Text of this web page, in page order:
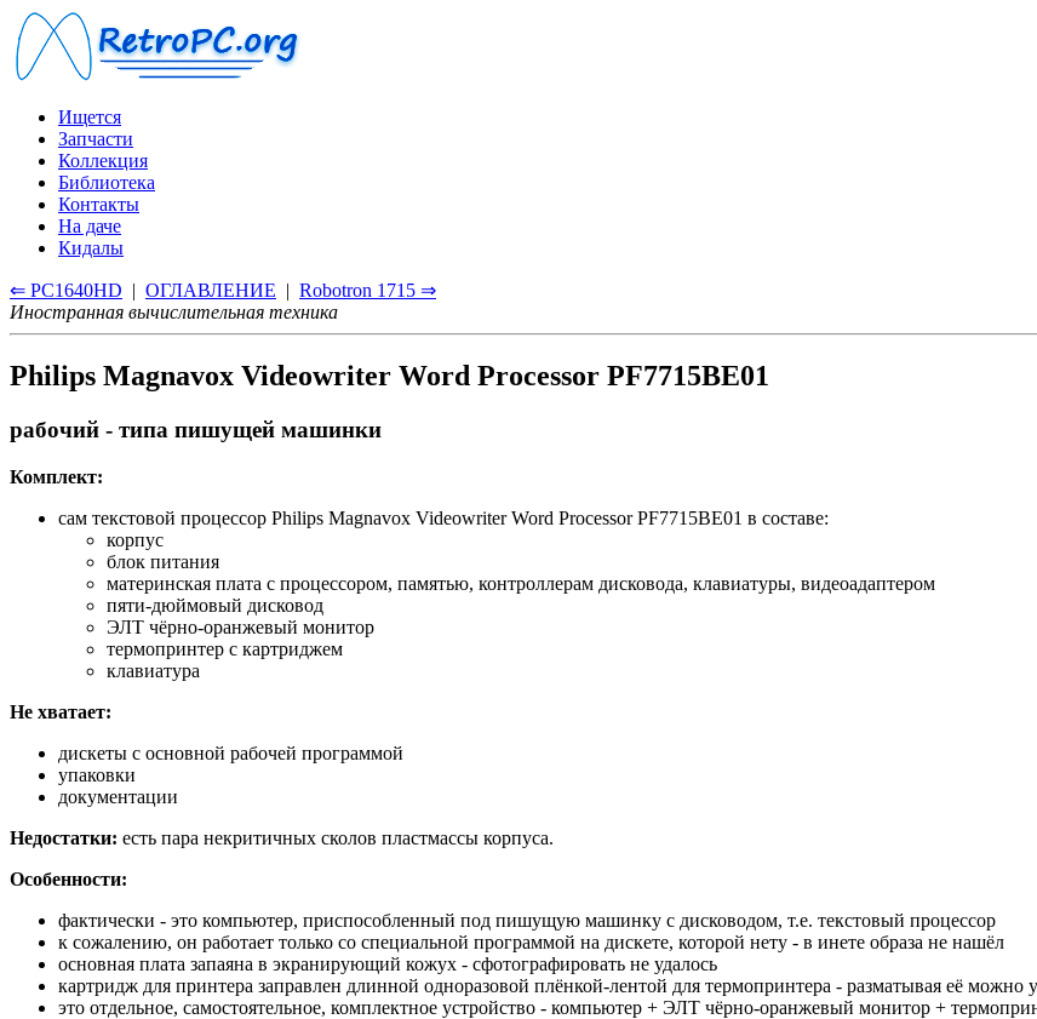
Ищется
Запчасти
Коллекция
Библиотека
Контакты
На даче
Кидалы
⇐ PC1640HD | ОГЛАВЛЕНИЕ | Robotron 1715 ⇒
Иностранная вычислительная техника
Philips Magnavox Videowriter Word Processor PF7715BE01
рабочий - типа пишущей машинки
Комплект:
сам текстовой процессор Philips Magnavox Videowriter Word Processor PF7715BE01 в составе:
корпус
блок питания
материнская плата с процессором, памятью, контроллерам дисковода, клавиатуры, видеоадаптером
пяти-дюймовый дисковод
ЭЛТ чёрно-оранжевый монитор
термопринтер с картриджем
клавиатура
Не хватает:
дискеты с основной рабочей программой
упаковки
документации
Недостатки: есть пара некритичных сколов пластмассы корпуса.
Особенности:
фактически - это компьютер, приспособленный под пишущую машинку с дисководом, т.е. текстовый процессор
к сожалению, он работает только со специальной программой на дискете, которой нету - в инете образа не нашёл
основная плата запаяна в экранирующий кожух - сфотографировать не удалось
картридж для принтера заправлен длинной одноразовой плёнкой-лентой для термопринтера - разматывая её
это отдельное, самостоятельное, комплектное устройство - компьютер + ЭЛТ чёрно-оранжевый монитор +